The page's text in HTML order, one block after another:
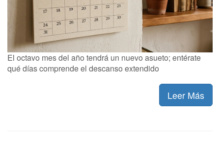
El octavo mes del año tendrá un nuevo asueto; entérate
qué días comprende el descanso extendido
Leer Más